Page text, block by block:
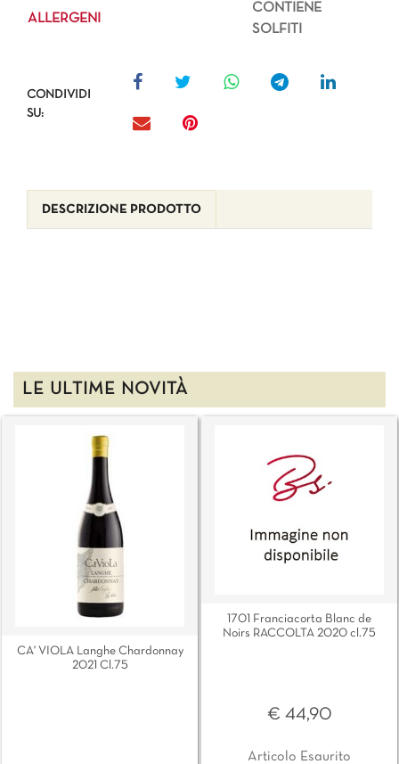
ALLERGENI
CONTIENE
SOLFITI
CONDIVIDI
SU:
DESCRIZIONE PRODOTTO
LE ULTIME NOVITÀ
CA' VIOLA Langhe Chardonnay
2021 Cl.75
1701 Franciacorta Blanc de
Noirs RACCOLTA 2020 cl.75
€ 44,90
Articolo Esaurito